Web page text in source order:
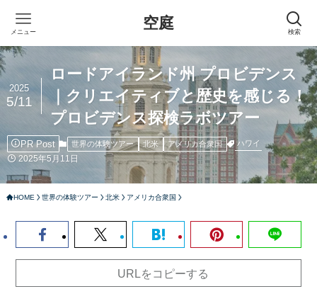
空庭 検索
メニュー
ロードアイランド州 プロビデンス
｜クリエイティブと歴史を感じる！
プロビデンス探検ラボツアー
2025
5/11
PR Post 世界の体験ツアー 北米 アメリカ合衆国 ハワイ
2025年5月11日
HOME 世界の体験ツアー 北米 アメリカ合衆国
URLをコピーする